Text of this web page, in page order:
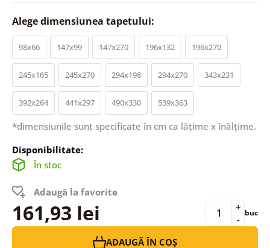
Alege dimensiunea tapetului:
98x66 147x99 147x270 196x132 196x270
245x165 245x270 294x198 294x270 343x231
392x264 441x297 490x330 539x363
*dimensiunile sunt specificate în cm ca lățime x înălțime.
Disponibilitate:
În stoc
Adaugă la favorite
161,93 lei -
+ buc
ADAUGĂ ÎN COȘ